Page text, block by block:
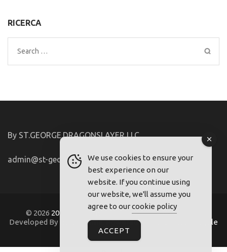
RICERCA
Search
for:
By ST.GEORGE.DRAGONSLAYER LLC
admin@st-george-dragonslayer.com
© 2026 2021-22.FriuliVG.com
. Metro Magazine Pro |
Developed By
Rara Theme. Powered by Regole
We use cookies to ensure your
best experience on our
website. If you continue using
our website, we'll assume you
agree to ourcookie policy
ACCEPT